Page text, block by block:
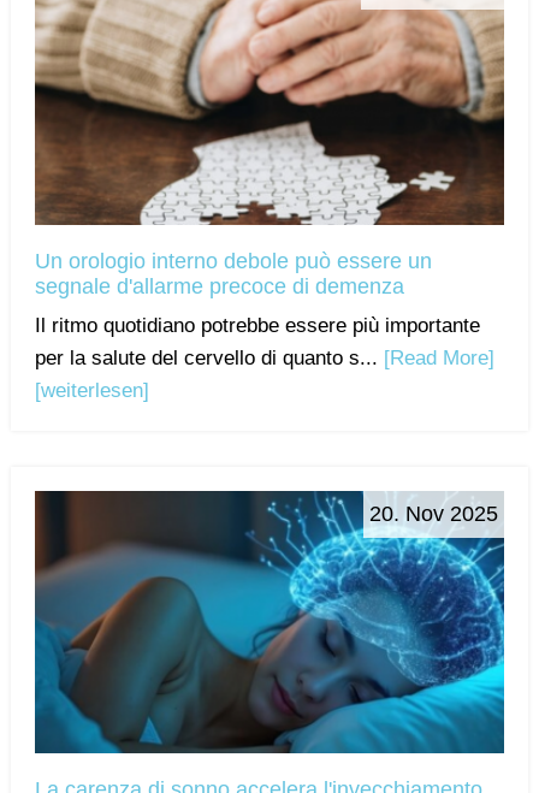
Un orologio interno debole può essere un
segnale d'allarme precoce di demenza
Il ritmo quotidiano potrebbe essere più importante
per la salute del cervello di quanto s... [Read More]
[weiterlesen]
20. Nov 2025